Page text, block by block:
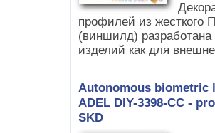
профилей из жесткого
(виншилд) разработана
изделий как для
Autonomous biometric
ADEL DIY-3398-CC -
SKD